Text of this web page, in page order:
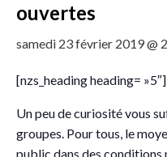
ouvertes
samedi 23 février 2019 @
[nzs_heading heading=
Un peu de curiosité vous
groupes. Pour tous, le
public dans des conditions